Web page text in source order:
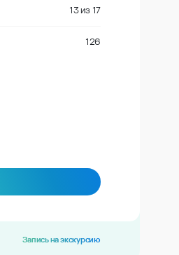
13из 17
126
Запись на экскурсию